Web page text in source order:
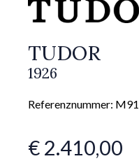
TUDOR
1926
Referenznummer:
€ 2.410,00